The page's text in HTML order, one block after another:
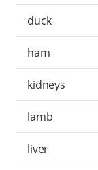
duck
ham
kidneys
lamb
liver